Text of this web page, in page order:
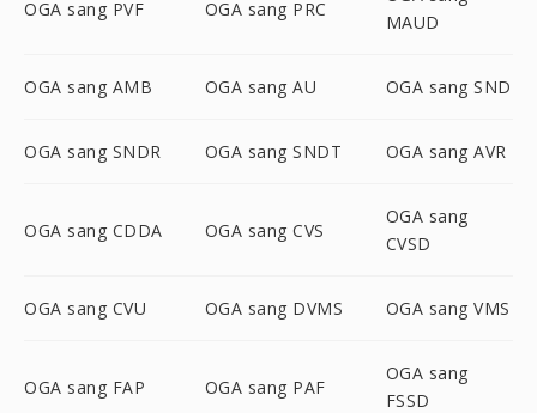
OGA sang PVF OGA sang PRC
MAUD
OGA sang AMB OGA sang AU OGA sang SND
OGA sang SNDR OGA sang SNDT OGA sang AVR
OGA sang CDDA OGA sang CVS
OGA sang
CVSD
OGA sang CVU OGA sang DVMS OGA sang VMS
OGA sang FAP OGA sang PAF
OGA sang
FSSD